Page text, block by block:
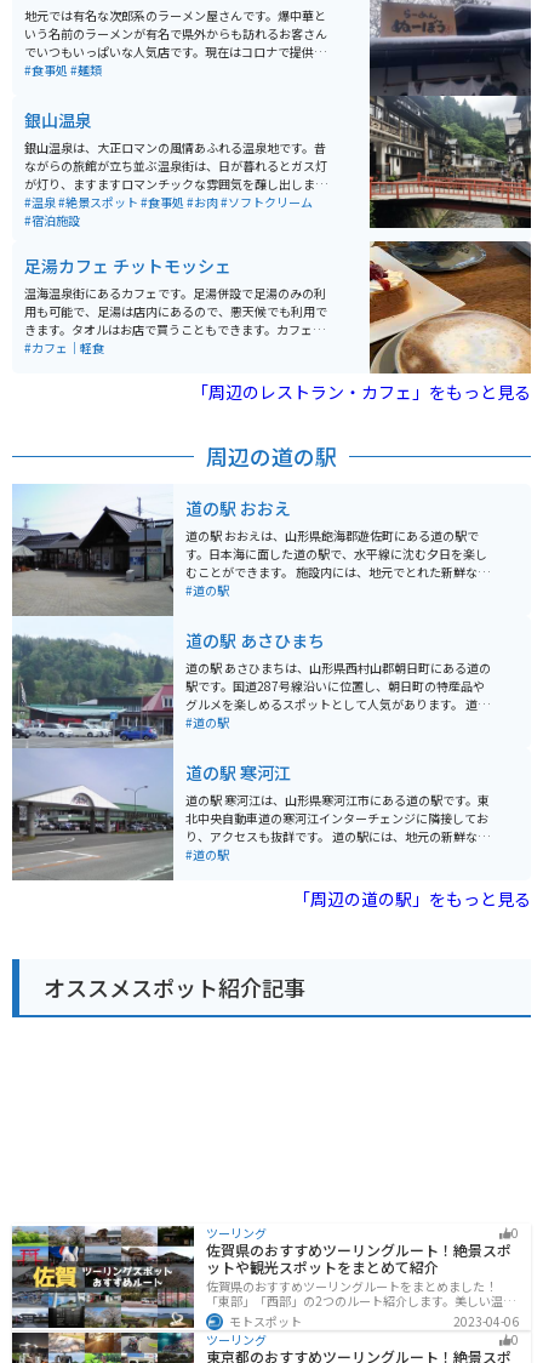
地元では有名な次郎系のラーメン屋さんです。爆中華と
いう名前のラーメンが有名で県外からも訪れるお客さん
でいつもいっぱいな人気店です。現在はコロナで提供し
ていませんが、大きなきくらげが食べ放題という粋なサ
#食事処 #麺類
銀山温泉
銀山温泉は、大正ロマンの風情あふれる温泉地です。昔
ながらの旅館が立ち並ぶ温泉街は、日が暮れるとガス灯
が灯り、ますますロマンチックな雰囲気を醸し出しま
す。銀山温泉は、慶長年間に栄えた延沢銀山から名付け
られました。温泉宿が温泉街の中心に通る銀山川の両岸
かしさと秘湯感を思わせる雰囲気が人気な観光スポット
です。 この温泉地は、山に囲まれていて、大正末期から
昭和初期に建てられた木造多層の旅館が立ち並んでいま
す。季節によって様々な表情を見せることもあり、年間
を通して楽しめる観光スポットとして人気があります。
温泉以外にも、尾花沢牛やそばなどの地元のグルメも堪
#温泉#絶景スポット #食事処 #お肉#ソフトクリーム
#宿泊施設
足湯カフェ チットモッシェ
温海温泉街にあるカフェです。足湯併設で足湯のみの利
用も可能で、足湯は店内にあるので、悪天候でも利用で
きます。タオルはお店で買うこともできます。カフェの
隣に地元産の雑貨屋、2階にマッサージ屋さんが入って
#カフェ｜軽食
「周辺のレストラン・カフェ」をもっと見る
周辺の道の駅
道の駅 おおえ
道の駅 おおえは、山形県飽海郡遊佐町にある道の駅で
す。日本海に面した道の駅で、水平線に沈む夕日を楽し
むことができます。 施設内には、地元でとれた新鮮な魚
介類を販売する市場や、レストランがあります。また、
いの道路を走行することができます。道の駅 おおえは、
休憩場所としても最適です。 道の駅 おおえ周辺には、鳥
海ブルーラインや、丸池様など、観光スポットも点在し
ています。
#道の駅
道の駅 あさひまち
道の駅 あさひまちは、山形県西村山郡朝日町にある道の
駅です。国道287号線沿いに位置し、朝日町の特産品や
グルメを楽しめるスポットとして人気があります。 道の
駅内には、地元産の新鮮な野菜や果物を販売する農産物
りや弁当はおすすめです。また、レストランでは、地元
産の食材をふんだんに使った郷土料理や、季節のメニュ
ーを楽しむことができます。 バイクで訪れる場合、道の
駅には広い駐車場が完備されているので安心です。周辺
には、朝日町のシンボルである「朝日連峰」や、清流
してみてはいかがでしょうか。
#道の駅
道の駅 寒河江
道の駅 寒河江は、山形県寒河江市にある道の駅です。東
北中央自動車道の寒河江インターチェンジに隣接してお
り、アクセスも抜群です。 道の駅には、地元の新鮮な野
菜や果物を販売している農産物直売所や、地元の食材を
河江市の観光案内所もあり、観光情報収集にも最適で
樹王国としても知られており、さくらんぼやラ・フラン
スなどの季節のフルーツ狩りを楽しむことができます。
また、名産の「冷たい肉そば」もおすすめです。
#道の駅
「周辺の道の駅」をもっと見る
オススメスポット紹介記事
ツーリング 0
佐賀県のおすすめツーリングルート！絶景スポ
ットや観光スポットをまとめて紹介
佐賀県のおすすめツーリングルートをまとめました！
「東部」「西部」の2つのルート紹介します。美しい温泉
地や古墳群、歴史ある城や神社仏閣など、バイクツーリ
ングに適したスポットが多数存在し、様々な楽しみ方が
できます。バイクで佐賀県にツーリングに行く際は参考
にしてください。
モトスポット
2023-04-06
ツーリング
0
東京都のおすすめツーリングルート！絶景スポ